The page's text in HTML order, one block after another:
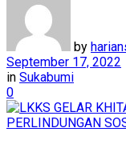
by
September 17, 2022
in Sukabumi
0